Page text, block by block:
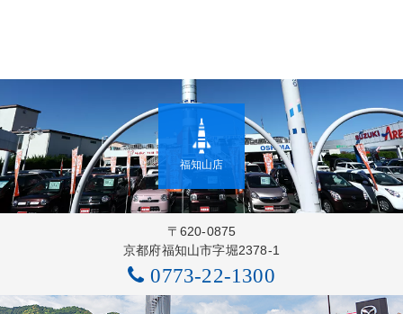
福知山店
〒620-0875
京都府福知山市字堀2378-1
0773-22-1300